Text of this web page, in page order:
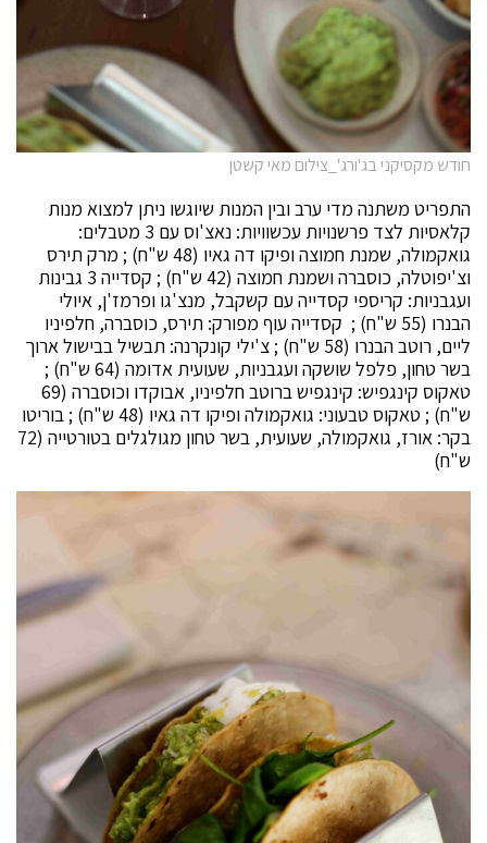
חודש מקסיקני בג'ורג'_צילום מאי קשטן
התפריט משתנה מדי ערב ובין המנות שיוגשו ניתן למצוא מנות
קלאסיות לצד פרשנויות עכשוויות: נאצ'וס עם 3 מטבלים:
גואקמולה, שמנת חמוצה ופיקו דה גאיו (48 ש"ח) ; מרק תירס
וצ'יפוטלה, כוסברה ושמנת חמוצה (42 ש"ח) ; קסדייה 3 גבינות
ועגבניות: קריספי קסדייה עם קשקבל, מנצ'גו ופרמז'ן, איולי
הבנרו (55 ש"ח) ; קסדייה עוף מפורק: תירס, כוסברה, חלפיניו
ליים, רוטב הבנרו (58 ש"ח) ; צ'ילי קונקרנה: תבשיל בבישול ארוך
בשר טחון, פלפל שושקה ועגבניות, שעועית אדומה (64 ש"ח) ;
טאקוס קינגפיש: קינגפיש ברוטב חלפיניו, אבוקדו וכוסברה (69
ש"ח) ; טאקוס טבעוני: גואקמולה ופיקו דה גאיו (48 ש"ח) ; בוריטו
בקר: אורז, גואקמולה, שעועית, בשר טחון מגולגלים בטורטייה (72
ש"ח)